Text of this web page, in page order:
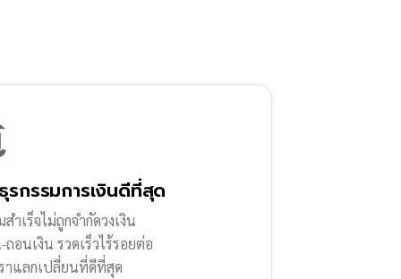
กรรมการเงินดีที่สุด
ำเร็จไม่ถูกจำกัดวงเงิน
ถอนเงิน รวดเร็วไร้รอยต่อ
าแลกเปลี่ยนที่ดีที่สุด